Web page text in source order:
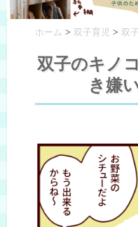
ホーム > 双子育児 > 双
双子のキノ
き嫌